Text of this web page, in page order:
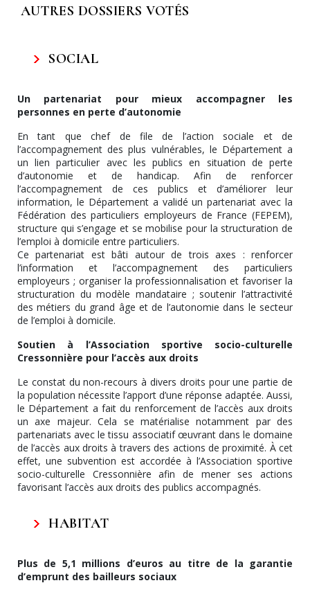
AUTRES DOSSIERS VOTÉS
SOCIAL
Un partenariat pour mieux accompagner les
personnes en perte d’autonomie
En tant que chef de file de l’action sociale et de
l’accompagnement des plus vulnérables, le Département a
un lien particulier avec les publics en situation de perte
d’autonomie et de handicap. Afin de renforcer
l’accompagnement de ces publics et d’améliorer leur
information, le Département a validé un partenariat avec la
Fédération des particuliers employeurs de France (FEPEM),
structure qui s’engage et se mobilise pour la structuration de
l’emploi à domicile entre particuliers.
Ce partenariat est bâti autour de trois axes : renforcer
l’information et l’accompagnement des particuliers
employeurs ; organiser la professionnalisation et favoriser la
structuration du modèle mandataire ; soutenir l’attractivité
des métiers du grand âge et de l’autonomie dans le secteur
de l’emploi à domicile.
Soutien à l’Association sportive socio-culturelle
Cressonnière pour l’accès aux droits
Le constat du non-recours à divers droits pour une partie de
la population nécessite l’apport d’une réponse adaptée. Aussi,
le Département a fait du renforcement de l’accès aux droits
un axe majeur. Cela se matérialise notamment par des
partenariats avec le tissu associatif œuvrant dans le domaine
de l’accès aux droits à travers des actions de proximité. À cet
effet, une subvention est accordée à l’Association sportive
socio-culturelle Cressonnière afin de mener ses actions
favorisant l’accès aux droits des publics accompagnés.
HABITAT
Plus de 5,1 millions d’euros au titre de la garantie
d’emprunt des bailleurs sociaux